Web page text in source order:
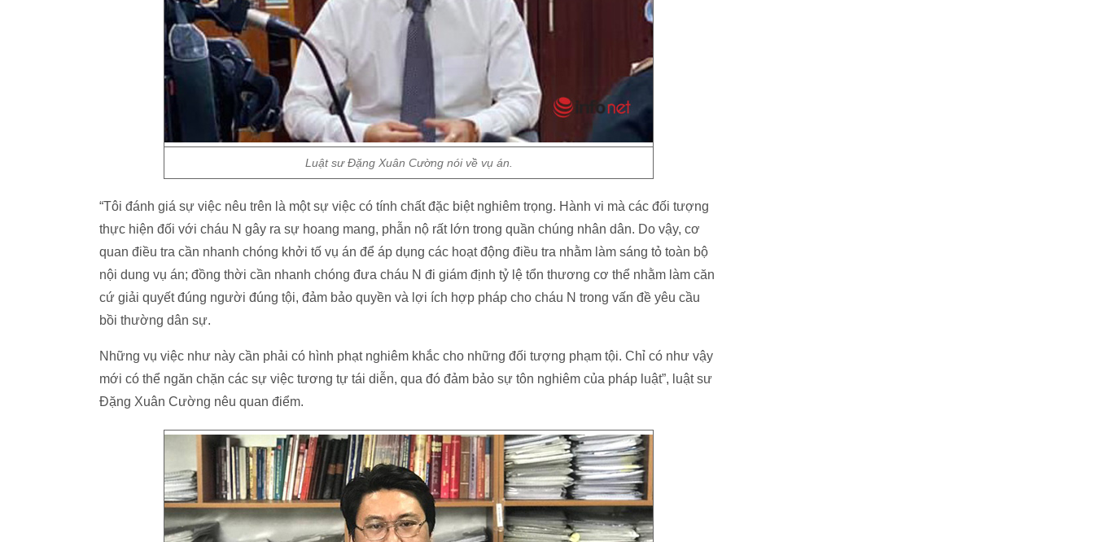
Luật sư Đặng Xuân Cường nói về vụ án.
“Tôi đánh giá sự việc nêu trên là một sự việc có tính chất đặc biệt nghiêm trọng. Hành vi mà các đối tượng
thực hiện đối với cháu N gây ra sự hoang mang, phẫn nộ rất lớn trong quần chúng nhân dân. Do vậy, cơ
quan điều tra cần nhanh chóng khởi tố vụ án để áp dụng các hoạt động điều tra nhằm làm sáng tỏ toàn bộ
nội dung vụ án; đồng thời cần nhanh chóng đưa cháu N đi giám định tỷ lệ tổn thương cơ thể nhằm làm căn
cứ giải quyết đúng người đúng tội, đảm bảo quyền và lợi ích hợp pháp cho cháu N trong vấn đề yêu cầu
bồi thường dân sự.
Những vụ việc như này cần phải có hình phạt nghiêm khắc cho những đối tượng phạm tội. Chỉ có như vậy
mới có thể ngăn chặn các sự việc tương tự tái diễn, qua đó đảm bảo sự tôn nghiêm của pháp luật”, luật sư
Đặng Xuân Cường nêu quan điểm.